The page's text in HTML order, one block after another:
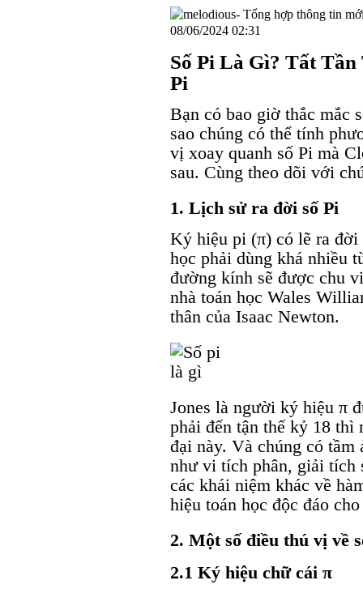
08/06/2024 02:31
Số Pi Là Gì? Tất
Pi
Bạn có bao giờ thắc mắc
sao chúng có thể tính
vị xoay quanh số Pi mà
sau. Cùng theo dõi với
1. Lịch sử ra đời số Pi
Ký hiệu pi (π) có lẽ ra đời
học phải dùng khá nhiều
đường kính sẽ được chu
nhà toán học Wales
thân của Isaac Newton.
Jones là người ký hiệu π
phải đến tận thế kỷ 18
đại này. Và chúng có tầm
như vi tích phân, giải tích
các khái niệm khác về
hiệu toán học độc đáo
2. Một số điều thú vị về
2.1 Ký hiệu chữ cái π